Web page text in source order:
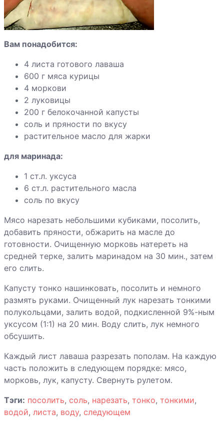
запеченные в
беконе
фаршированная
вешенками
Курица по-
тайски
Курица по-
Виларски
Курица с
цитрусами
Курица с
цветной
капустой
Курица тушеная
Курица в банке
Курица
запеченная с
виноградом
Вам понадобится:
4 листа готового лаваша
600 г мяса курицы
4 моркови
2 луковицы
200 г белокочанной капусты
соль и пряности по вкусу
растительное масло для жарки
для маринада:
1 ст.л. уксуса
6 ст.л. растительного масла
соль по вкусу
Мясо нарезать небольшими кубиками, посолить,
добавить пряности, обжарить на масле до
готовности. Очищенную морковь натереть на
средней терке, залить маринадом на 30 мин., затем
его слить.
Капусту тонко нашинковать, посолить и немного
размять руками. Очищенный лук нарезать тонкими
полукольцами, залить водой, подкисленной 9%-ным
уксусом (1:1) на 20 мин. Воду слить, лук немного
обсушить.
Каждый лист лаваша разрезать пополам. На каждую
часть положить в следующем порядке: мясо,
морковь, лук, капусту. Свернуть рулетом.
Тэги: посолить, соль, нарезать, тонко, тонкими,
водой, листа, воду, следующем